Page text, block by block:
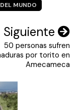
MUNDO
Siguiente
50 personas sufren
por torito en
Amecameca